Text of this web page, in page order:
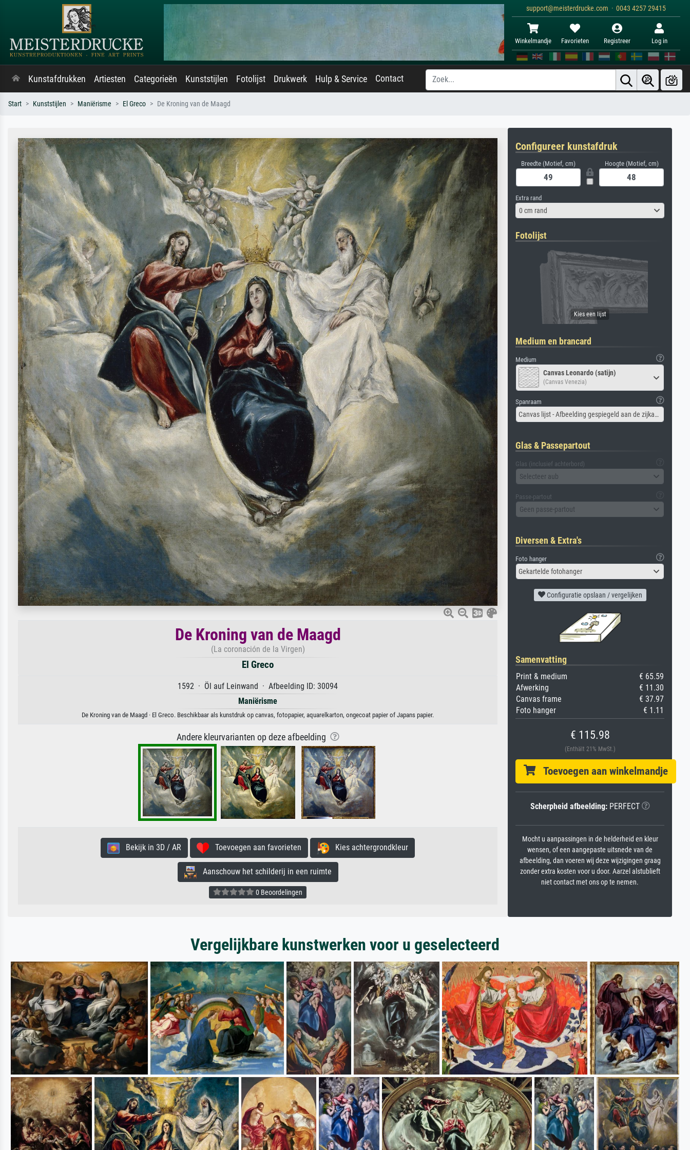
support@meisterdrucke.com · 0043 4257 29415
Winkelmandje Favorieten Registreer Log in
Kunstafdrukken Artiesten Categorieën Kunststijlen Fotolijst Drukwerk Hulp & Service Contact
Start Kunststijlen Maniërisme El Greco De Kroning van de Maagd
De Kroning van de Maagd
(La coronación de la Virgen)
El Greco
1592 · Öl auf Leinwand · Afbeelding ID: 30094
Maniërisme
De Kroning van de Maagd · El Greco. Beschikbaar als kunstdruk op canvas, fotopapier, aquarelkarton, ongecoat papier of Japans papier.
Andere kleurvarianten op deze afbeelding
Bekijk in 3D / AR Toevoegen aan favorieten Kies achtergrondkleur
Aanschouw het schilderij in een ruimte
0 Beoordelingen
Configureer kunstafdruk
Breedte (Motief, cm) Hoogte (Motief, cm)
Extra rand
0 cm rand
Fotolijst
Medium en brancard
Medium
Canvas Leonardo (satijn)
(Canvas Venezia)
Spanraam
Canvas lijst - Afbeelding gespiegeld aan de zijkant
Glas & Passepartout
Glas (inclusief achterbord)
Selecteer aub
Passe-partout
Geen passe-partout
Diversen & Extra's
Foto hanger
Gekartelde fotohanger
Configuratie opslaan / vergelijken
Samenvatting
Print & medium
€ 65.59
Afwerking
€ 11.30
Canvas frame
€ 37.97
Foto hanger
€ 1.11
€ 115.98
(Enthält 21% MwSt.)
Toevoegen aan winkelmandje
Scherpheid afbeelding:PERFECT
Mocht u aanpassingen in de helderheid en kleur
wensen, of een aangepaste uitsnede van de
afbeelding, dan voeren wij deze wijzigingen graag
zonder extra kosten voor u door. Aarzel alstublieft
niet contact met ons op te nemen.
Vergelijkbare kunstwerken voor u geselecteerd